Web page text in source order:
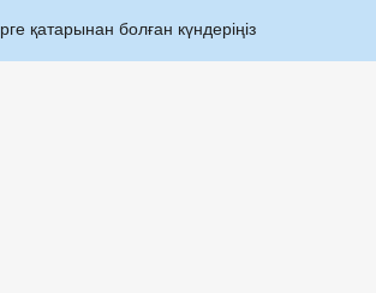
қатарынан болған күндеріңіз